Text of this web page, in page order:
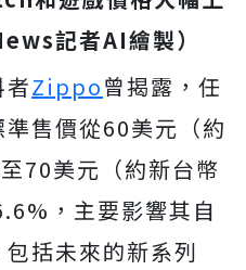
記者AI繪製）
Zippo曾揭露，任
售價從60美元（約
70美元（約新台幣
，主要影響其自
括未來的新系列